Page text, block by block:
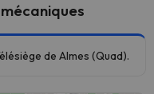
de Almes (Quad).